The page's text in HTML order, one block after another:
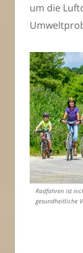
um die
Radfahren ist
gesundheitliche